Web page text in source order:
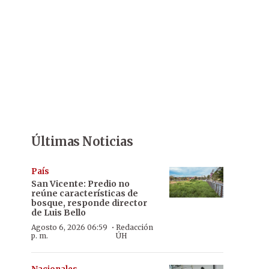
Últimas Noticias
País
San Vicente: Predio no
reúne características de
bosque, responde director
de Luis Bello
Agosto 6, 2026 06:59
p. m.
· Redacción
ÚH